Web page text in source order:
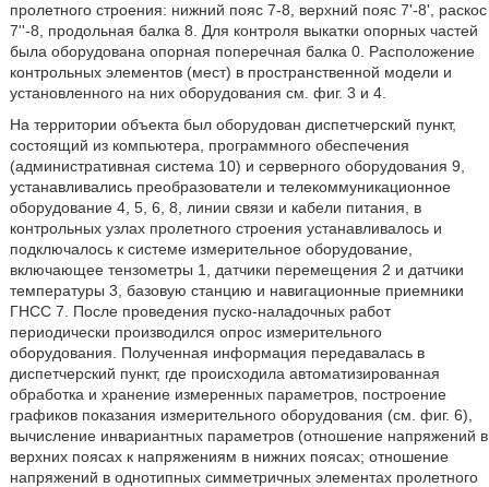
пролетного строения: нижний пояс 7-8, верхний пояс 7'-8', раскос
7''-8, продольная балка 8. Для контроля выкатки опорных частей
была оборудована опорная поперечная балка 0. Расположение
контрольных элементов (мест) в пространственной модели и
установленного на них оборудования см. фиг. 3 и 4.
На территории объекта был оборудован диспетчерский пункт,
состоящий из компьютера, программного обеспечения
(административная система 10) и серверного оборудования 9,
устанавливались преобразователи и телекоммуникационное
оборудование 4, 5, 6, 8, линии связи и кабели питания, в
контрольных узлах пролетного строения устанавливалось и
подключалось к системе измерительное оборудование,
включающее тензометры 1, датчики перемещения 2 и датчики
температуры 3, базовую станцию и навигационные приемники
ГНСС 7. После проведения пуско-наладочных работ
периодически производился опрос измерительного
оборудования. Полученная информация передавалась в
диспетчерский пункт, где происходила автоматизированная
обработка и хранение измеренных параметров, построение
графиков показания измерительного оборудования (см. фиг. 6),
вычисление инвариантных параметров (отношение напряжений в
верхних поясах к напряжениям в нижних поясах; отношение
напряжений в однотипных симметричных элементах пролетного